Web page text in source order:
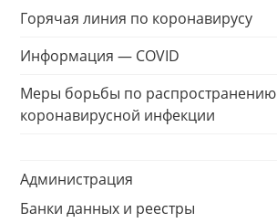
Горячая линия по коронавирусу
Информация — COVID
Меры борьбы по распространению
коронавирусной инфекции
Администрация
Банки данных и реестры